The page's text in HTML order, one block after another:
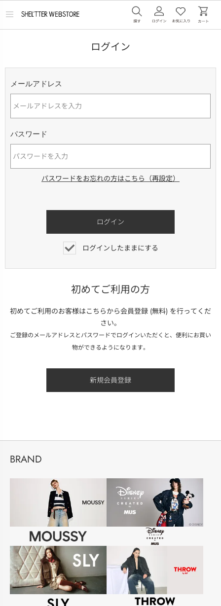
メ
ログイン
メールアドレス
パスワード
パスワードをお忘れの方はこちら（再設定）
ログインしたままにする
初めてご利用の方
初めてご利用のお客様はこちらから会員登録 (無料) を行ってくだ
さい。
ご登録のメールアドレスとパスワードでログインいただくと、便利にお買い
物ができるようになります。
BRAND